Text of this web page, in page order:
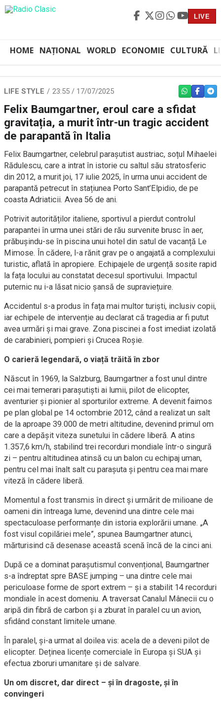
LIVE
HOME NAȚIONAL WORLD ECONOMIE CULTURĂ
LIFE STYLE 23:55 / 17/07/2025 WHATSAPP
Felix Baumgartner, eroul care a sfidat
gravitația, a murit într-un tragic accident
de parapantă în Italia
Felix Baumgartner, celebrul parașutist austriac, soțul Mihaelei
Rădulescu, care a intrat în istorie cu saltul său stratosferic
din 2012, a murit joi, 17 iulie 2025, în urma unui accident de
parapantă petrecut în stațiunea Porto Sant’Elpidio, de pe
coasta Adriaticii. Avea 56 de ani.
Potrivit autorităților italiene, sportivul a pierdut controlul
parapantei în urma unei stări de rău survenite brusc în aer,
prăbușindu-se în piscina unui hotel din satul de vacanță Le
Mimose. În cădere, l-a rănit grav pe o angajată a complexului
turistic, aflată în apropiere. Echipajele de urgență sosite rapid
la fața locului au constatat decesul sportivului. Impactul
puternic nu i-a lăsat nicio șansă de supraviețuire.
Accidentul s-a produs în fața mai multor turiști, inclusiv copii,
iar echipele de intervenție au declarat că tragedia ar fi putut
avea urmări și mai grave. Zona piscinei a fost imediat izolată
de carabinieri, pompieri și Crucea Roșie.
O carieră legendară, o viață trăită în zbor
Născut în 1969, la Salzburg, Baumgartner a fost unul dintre
cei mai temerari parașutiști ai lumii, pilot de elicopter,
aventurier și pionier al sporturilor extreme. A devenit faimos
pe plan global pe 14 octombrie 2012, când a realizat un salt
de la aproape 39.000 de metri altitudine, devenind primul om
care a depășit viteza sunetului în cădere liberă. A atins
1.357,6 km/h, stabilind trei recorduri mondiale într-o singură
zi – pentru altitudinea atinsă cu un balon cu echipaj uman,
pentru cel mai înalt salt cu parașuta și pentru cea mai mare
viteză în cădere liberă.
Momentul a fost transmis în direct și urmărit de milioane de
oameni din întreaga lume, devenind una dintre cele mai
spectaculoase performanțe din istoria explorării umane. „A
fost visul copilăriei mele”, spunea Baumgartner atunci,
mărturisind că desenase această scenă încă de la cinci ani.
După ce a dominat parașutismul convențional, Baumgartner
s-a îndreptat spre BASE jumping – una dintre cele mai
periculoase forme de sport extrem – și a stabilit 14 recorduri
mondiale în acest domeniu. A traversat Canalul Mânecii cu o
aripă din fibră de carbon și a zburat în paralel cu un avion,
sfidând constant limitele umane.
În paralel, și-a urmat al doilea vis: acela de a deveni pilot de
elicopter. Deținea licențe comerciale în Europa și SUA și
efectua zboruri umanitare și de salvare.
Un om discret, dar direct – și în dragoste, și în
convingeri